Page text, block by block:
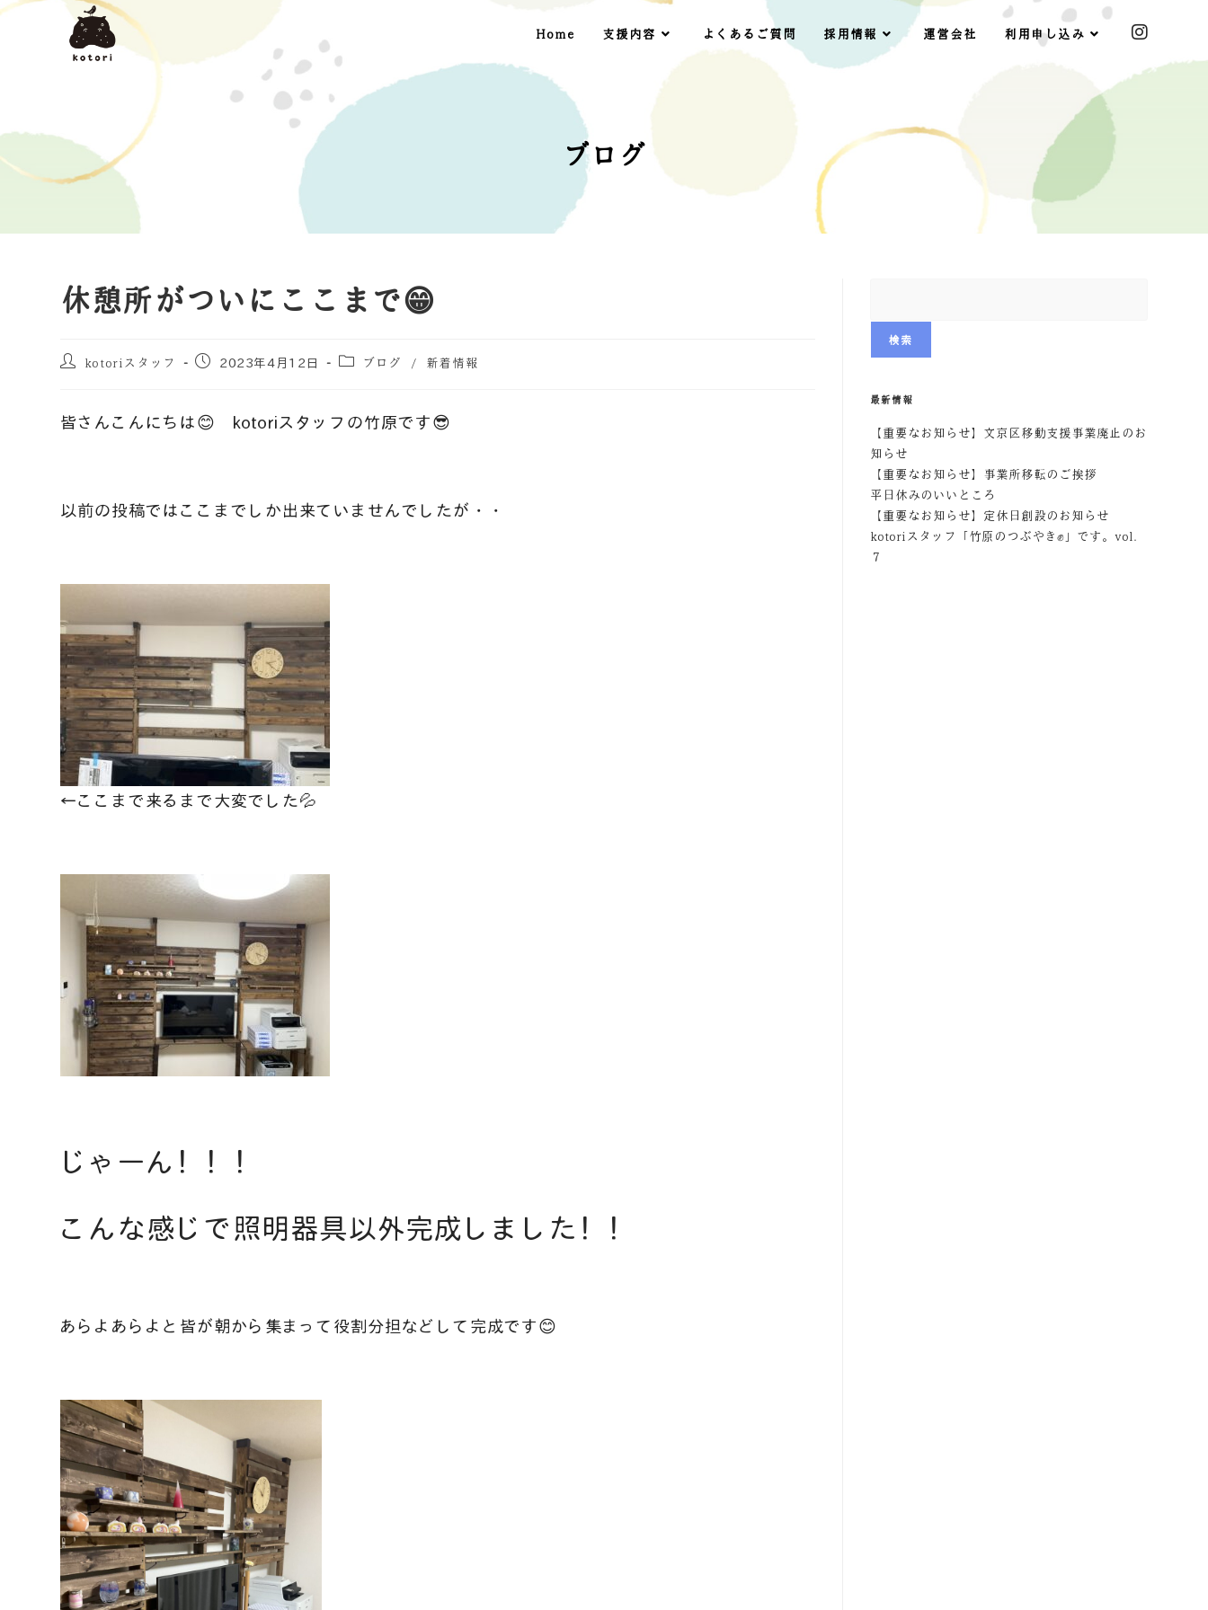
Home 支援内容 よくあるご質問 採用情報 運営会社 利用申し込み
休憩所がついにここまで😁
kotoriスタッフ 2023年4月12日 ブログ / 新着情報
皆さんこんにちは😊 kotoriスタッフの竹原です😎
以前の投稿ではここまでしか出来ていませんでしたが・・
←ここまで来るまで大変でした💦
じゃーん！！！
こんな感じで照明器具以外完成しました！！
あらよあらよと皆が朝から集まって役割分担などして完成です😊
検索
最新情報
【重要なお知らせ】文京区移動支援事業廃止のお
知らせ
【重要なお知らせ】事業所移転のご挨拶
平日休みのいいところ
【重要なお知らせ】定休日創設のお知らせ
kotoriスタッフ「竹原のつぶやき✊」です。vol.
７